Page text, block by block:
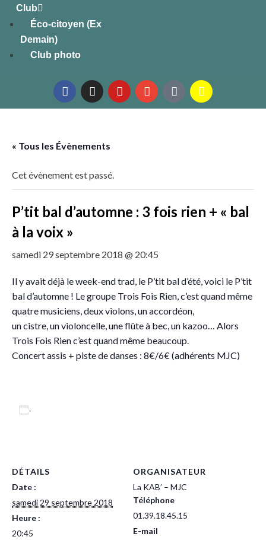
Club
Éco-citoyen (Ex
Demain)
Club photo
« Tous les Évènements
Cet évènement est passé.
P’tit bal d’automne : 3 fois rien + « bal
à la voix »
samedi 29 septembre 2018 @ 20:45
Il y avait déjà le week-end trad, le P’tit bal d’été, voici le P’tit
bal d’automne ! Le groupe Trois Fois Rien, c’est quand même
quatre musiciens, deux violons, un accordéon,
un cistre, un violoncelle, une flûte à bec, un kazoo… Alors
Trois Fois Rien c’est quand même beaucoup.
Concert assis + piste de danses : 8€/6€ (adhérents MJC)
DÉTAILS
Date :
samedi 29 septembre 2018
Heure :
20:45
ORGANISATEUR
La KAB’ – MJC
Téléphone
01.39.18.45.15
E-mail